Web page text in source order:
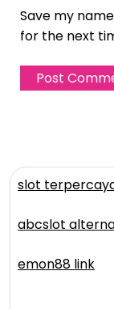
Save my
for the next
slot
abcslot
emon88 link